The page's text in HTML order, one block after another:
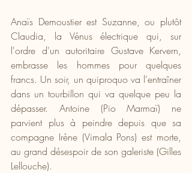
Anaïs Demoustier est Suzanne, ou plutôt
Claudia, la Vénus électrique qui, sur
l'ordre d'un autoritaire Gustave Kervern,
embrasse les hommes pour quelques
francs. Un soir, un quiproquo va l'entraîner
dans un tourbillon qui va quelque peu la
dépasser. Antoine (Pio Marmaï) ne
parvient plus à peindre depuis que sa
compagne Irène (Vimala Pons) est morte,
au grand désespoir de son galeriste (Gilles
Lellouche).